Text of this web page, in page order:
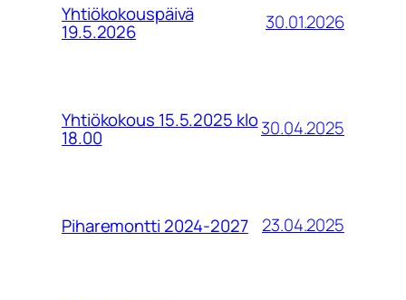
Yhtiökokouspäivä
19.5.2026 30.01.2026
Yhtiökokous 15.5.2025 klo
18.00 30.04.2025
Piharemontti 2024-2027 23.04.2025